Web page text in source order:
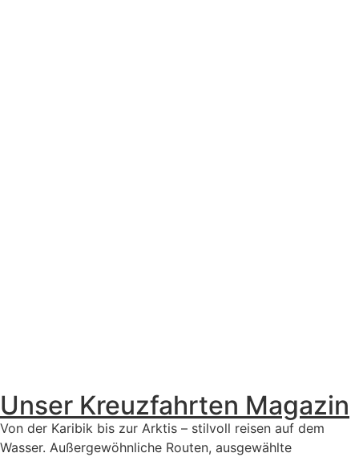
Unser Kreuzfahrten Magazin
Von der Karibik bis zur Arktis – stilvoll reisen auf dem
Wasser. Außergewöhnliche Routen, ausgewählte